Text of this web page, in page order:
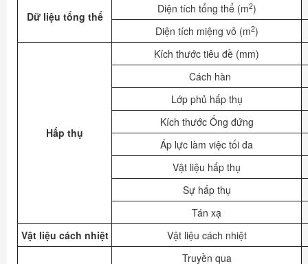
Dữ liệu tổng thể
Diện tích tổng thể (m2)
Diện tích miệng vỏ (m2)
Hấp thụ
Kích thước tiêu đề (mm)
Cách hàn
Lớp phủ hấp thụ
Kích thước Ống đứng
Áp lực làm việc tối đa
Vật liệu hấp thụ
Sự hấp thụ
Tán xạ
Vật liệu cách nhiệt
Vật liệu cách nhiệt
Truyền qua